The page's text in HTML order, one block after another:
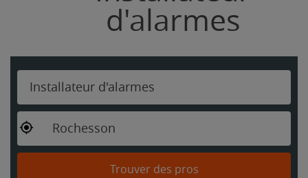
d'alarmes
Installateur d'alarmes
Rochesson
Trouver des pros